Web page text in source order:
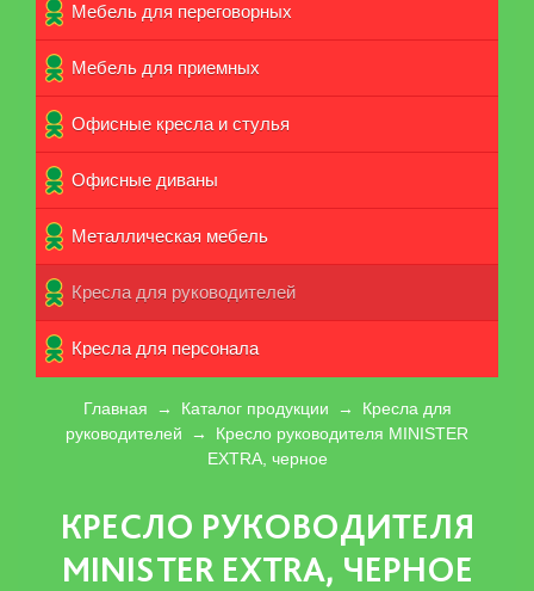
Мебель для переговорных
Мебель для приемных
Офисные кресла и стулья
Офисные диваны
Металлическая мебель
Кресла для руководителей
Кpecла для персонала
Главная → Каталог продукции →
Кресла для
руководителей
→
Кресло руководителя MINISTER
EXTRA, черное
КРЕСЛО РУКОВОДИТЕЛЯ
MINISTER EXTRA, ЧЕРНОЕ